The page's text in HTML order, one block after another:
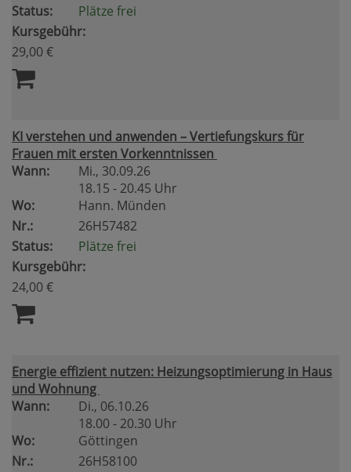
Status:
Plätze frei
Kursgebühr:
29,00 €
KI verstehen und anwenden – Vertiefungskurs für
Frauen mit ersten Vorkenntnissen
Wann:
Mi., 30.09.26
18.15 - 20.45 Uhr
Wo:
Hann. Münden
Nr.:
26H57482
Status:
Plätze frei
Kursgebühr:
24,00 €
Energie effizient nutzen: Heizungsoptimierung in Haus
und Wohnung
Wann:
Di., 06.10.26
18.00 - 20.30 Uhr
Wo:
Göttingen
Nr.:
26H58100